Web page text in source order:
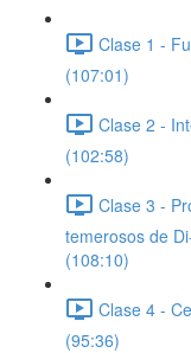
Clase 1 -
(107:01)
Clase 2 -
(102:58)
Clase 3 -
temerosos de
(108:10)
Clase 4 -
(95:36)